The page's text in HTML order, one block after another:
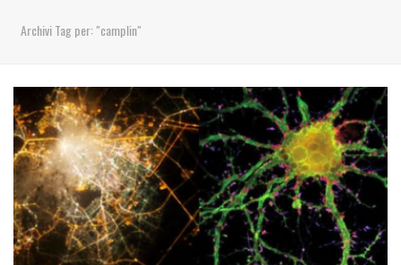
Archivi Tag per: "camplin"